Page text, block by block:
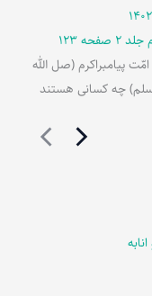
۲۱
123
امّت پیامبراکرم (صل الله
چه کسانی هستند